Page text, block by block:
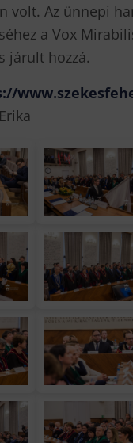
volt. Az ünnepi
a Vox
járult hozzá.